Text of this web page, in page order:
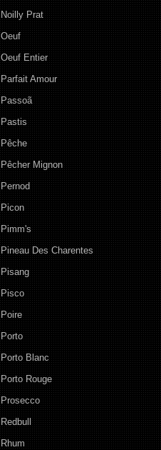
Noilly Prat
Oeuf
Oeuf Entier
Parfait Amour
Passoã
Pastis
Pêche
Pêcher Mignon
Pernod
Picon
Pimm's
Pineau Des Charentes
Pisang
Pisco
Poire
Porto
Porto Blanc
Porto Rouge
Prosecco
Redbull
Rhum